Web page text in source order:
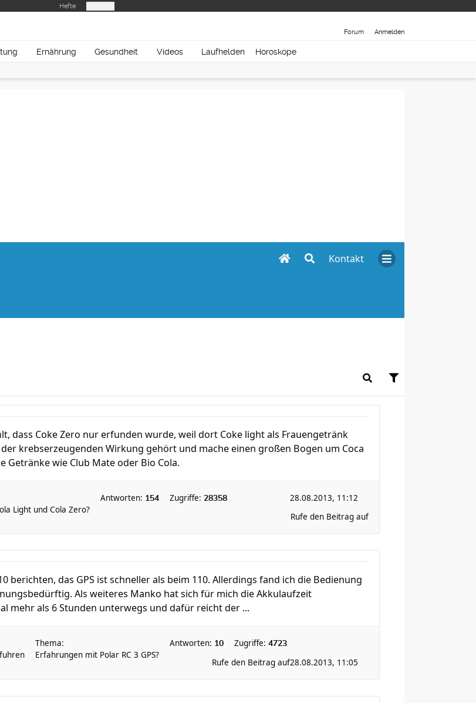
Hefte
Forum Anmelden
Ernährung Gesundheit Videos Laufhelden Horoskope
Kontakt
dass Coke Zero nur erfunden wurde, weil dort Coke light als Frauengetränk
krebserzeugenden Wirkung gehört und mache einen großen Bogen um Coca
Getränke wie Club Mate oder Bio Cola.
Light und Cola Zero?
Antworten: 154 Zugriffe: 28358
28.08.2013, 11:12
Rufe den Beitrag auf
berichten, das GPS ist schneller als beim 110. Allerdings fand ich die Bedienung
Als weiteres Manko hat sich für mich die Akkulaufzeit
mehr als 6 Stunden unterwegs und dafür reicht der ...
Thema:
Erfahrungen mit Polar RC 3 GPS?
Antworten: 10 Zugriffe: 4723
28.08.2013, 11:05
Rufe den Beitrag auf